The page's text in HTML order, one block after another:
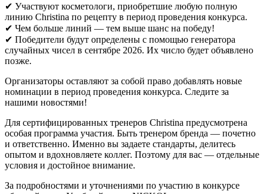
✔ Участвуют косметологи, приобретшие любую полную
линию Christina по рецепту в период проведения конкурса.
✔ Чем больше линий — тем выше шанс на победу!
✔ Победители будут определены с помощью генератора
случайных чисел в сентябре 2026. Их число будет объявлено
позже.
Организаторы оставляют за собой право добавлять новые
номинации в период проведения конкурса. Следите за
нашими новостями!
Для сертифицированных тренеров Christina предусмотрена
особая программа участия. Быть тренером бренда — почетно
и ответственно. Именно вы задаете стандарты, делитесь
опытом и вдохновляете коллег. Поэтому для вас — отдельные
условия и достойное внимание.
За подробностями и уточнениями по участию в конкурсе